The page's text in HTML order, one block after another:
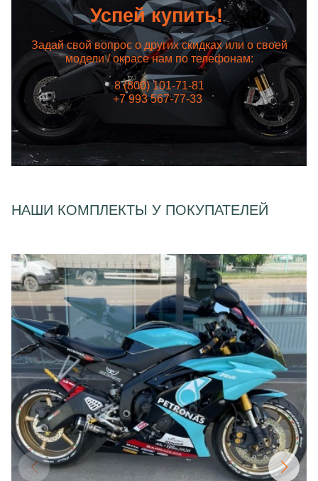
Успей купить!
Задай свой вопрос о других скидках или о своей
модели / окрасе нам по телефонам:
8 (800) 101-71-81
+7 993 567-77-33
НАШИ КОМПЛЕКТЫ У ПОКУПАТЕЛЕЙ